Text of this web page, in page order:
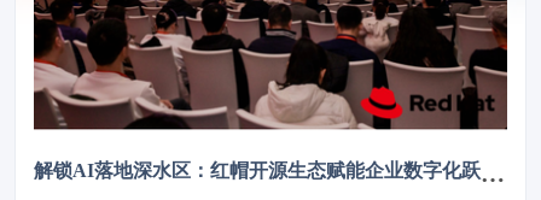
解锁AI落地深水区：红帽开源生态赋能企业数字化跃迁 ——2025红帽论坛重磅发布车用OS